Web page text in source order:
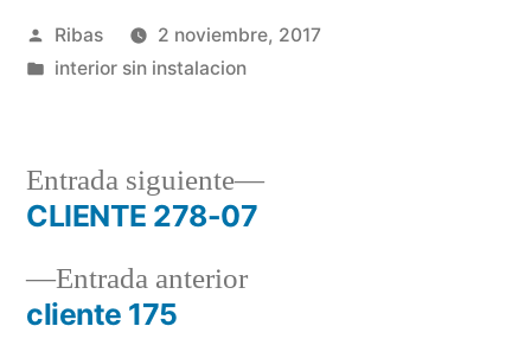
Publicado
por
Ribas
2 noviembre, 2017
Publicado
interior sin instalacion
Navegación
deEntrada anteriorEntrada
cliente 175
Entrada siguiente
Entrada
CLIENTE 278-07